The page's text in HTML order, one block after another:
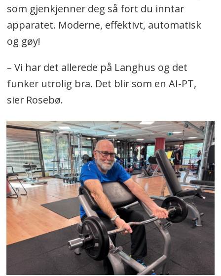
som gjenkjenner deg så fort du inntar
apparatet. Moderne, effektivt, automatisk
og gøy!
– Vi har det allerede på Langhus og det
funker utrolig bra. Det blir som en AI-PT,
sier Rosebø.